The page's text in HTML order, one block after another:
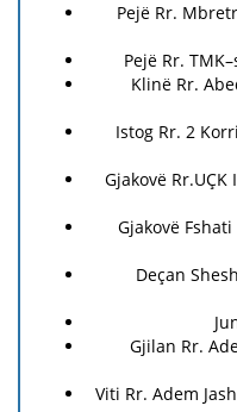
Pejë Rr.
Pejë Rr.
Klinë Rr.
Istog Rr. 2
Gjakovë Rr.UÇK
Gjakovë Fshati
Deçan
Gjilan Rr.
Viti Rr. Adem